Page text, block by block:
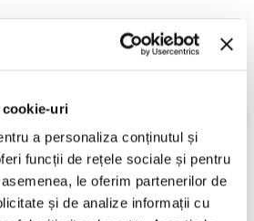
uri
a personaliza conținutul și
funcții de rețele sociale și pentru
le oferim partenerilor de
și de analize informații cu